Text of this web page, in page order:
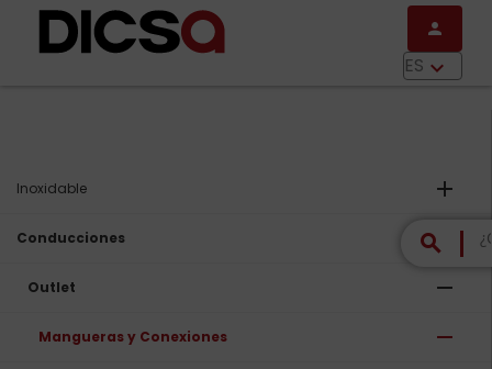
Pasar al contenido principal
person
ES keyboard_arrow_down
search
Inoxidable add
Conducciones remove
Outlet remove
Mangueras y Conexiones remove